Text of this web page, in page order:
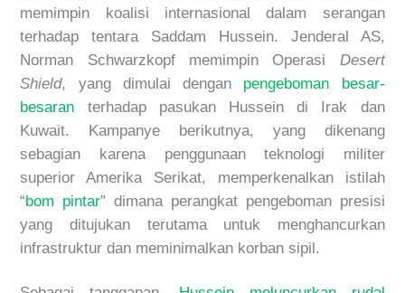
memimpin koalisi internasional dalam serangan
terhadap tentara Saddam Hussein. Jenderal AS,
Norman Schwarzkopf memimpin Operasi Desert
Shield, yang dimulai dengan pengeboman besar-
besaran terhadap pasukan Hussein di Irak dan
Kuwait. Kampanye berikutnya, yang dikenang
sebagian karena penggunaan teknologi militer
superior Amerika Serikat, memperkenalkan istilah
“bom pintar” dimana perangkat pengeboman presisi
yang ditujukan terutama untuk menghancurkan
infrastruktur dan meminimalkan korban sipil.